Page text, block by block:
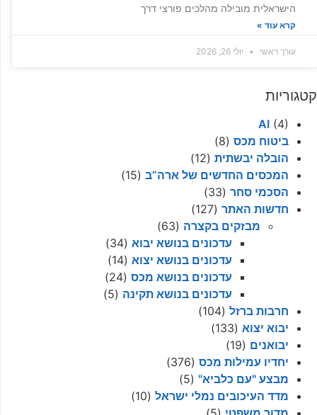
הישראלית מובילה מהלכים פורצי דרך
קרא עוד »
עורך ראשי יולי 26, 2026
קטגוריות
AI (4)
ביטוח מכס (8)
הובלה יבשתית (12)
המכסים החדשים של ארה”ב (15)
הסכמי סחר (33)
חדשות האתר (127)
מבזקים בקצרה (63)
עדכונים בנושא יבוא (34)
עדכונים בנושא יצוא (14)
עדכונים בנושא מכס (24)
עדכונים בנושא תקינה (5)
חרבות ברזל (104)
יבוא יצוא (133)
יבואנים (19)
יחדיו עמילות מכס (376)
מבצע "עם כלביא" (5)
מדד העיכובים נמלי ישראל (10)